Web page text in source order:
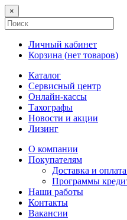
×
Личный кабинет
Корзина (нет товаров)
Каталог
Сервисный центр
Онлайн-кассы
Тахографы
Новости и акции
Лизинг
О компании
Покупателям
Доставка и
Программы
Наши работы
Контакты
Вакансии